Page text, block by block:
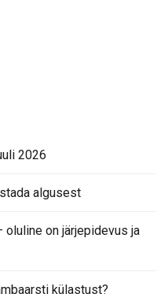
2026
algusest
oluline on järjepidevus ja
külastust?